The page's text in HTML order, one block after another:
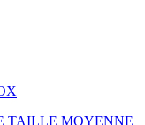
TAILLE MOYENNE